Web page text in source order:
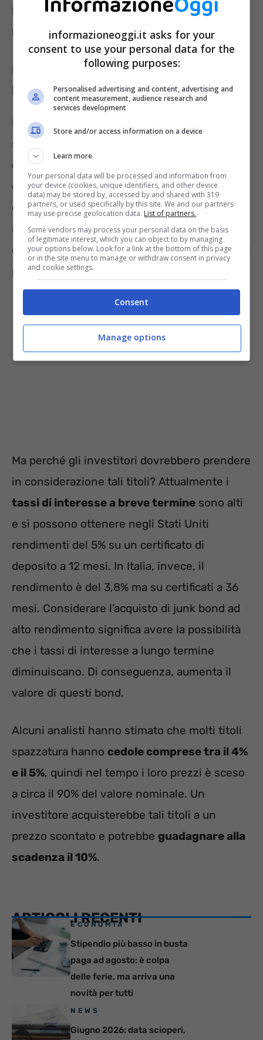
l’insolvenza delle società che emettono il
bond spazzatura.
Ecco perché bisogna investire ora nei
bond spazzatura
Però, anche se c’è un rischio di perdita,
soprattutto se la
di interesse
quindi non dovrebbero risentire dei
cambiamenti. Comunque sia, gli analisti
ritengono che i rischi sarebbero di breve
durata rispetto all’importanza didiversificare il
portafoglio.
Ma perché gli investitori dovrebbero prendere
in considerazione tali titoli? Attualmente i
tassi di interesse a breve termine sono alti
e si possono ottenere negli Stati Uniti
rendimenti del 5% su un certificato di
deposito a 12 mesi. In Italia, invece, il
rendimento è del 3,8% ma su certificati a 36
mesi. Considerare l’acquisto di junk bond ad
alto rendimento significa avere la possibilità
che i tassi di interesse a lungo termine
diminuiscano. Di conseguenza, aumenta il
valore di questi bond.
Alcuni analisti hanno stimato che molti titoli
spazzatura hanno cedole comprese tra il 4%
e il 5%, quindi nel tempo i loro prezzi è sceso
a circa il 90% del valore nominale. Un
investitore acquisterebbe tali titoli a un
prezzo scontato e potrebbe guadagnare alla
scadenza il 10%.
ARTICOLI RECENTI
ECONOMIA
Stipendio più basso in busta
paga ad agosto: è colpa
delle ferie, ma arriva una
novità per tutti
NEWS
Giugno 2026: data scioperi,
informazioneoggi.it asks for your
consent to use your personal data for the
following purposes:
Personalised advertising and content, advertising and
content measurement, audience research and
services development
Store and/or access information on a device
Learn more
Your personal data will be processed and information from
your device (cookies, unique identifiers, and other device
data) may be stored by, accessed by and shared with 319
partners, or used specifically by this site. We and our partners
may use precise geolocation data. List of partners.
Some vendors may process your personal data on the basis
of legitimate interest, which you can object to by managing
your options below. Look for a link at the bottom of this page
or in the site menu to manage or withdraw consent in privacy
and cookie settings.
Consent
Manage options